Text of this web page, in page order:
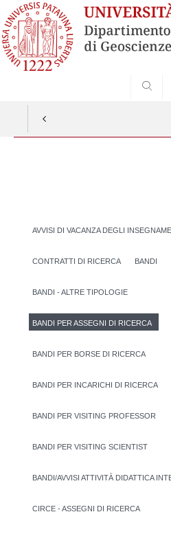
AVVISI DI VACANZA DEGLI
CONTRATTI DI RICERCA BANDI
BANDI - ALTRE TIPOLOGIE
BANDI PER ASSEGNI DI RICERCA
BANDI PER BORSE DI RICERCA
BANDI PER INCARICHI DI RICERCA
BANDI PER VISITING PROFESSOR
BANDI PER VISITING SCIENTIST
BANDI/AVVISI ATTIVITÀ DIDATTICA
CIRCE - ASSEGNI DI RICERCA